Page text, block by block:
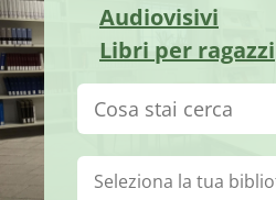
Audiovisivi
Libri per ragazzi
Cerca su "Catalogo"
Biblioteca: